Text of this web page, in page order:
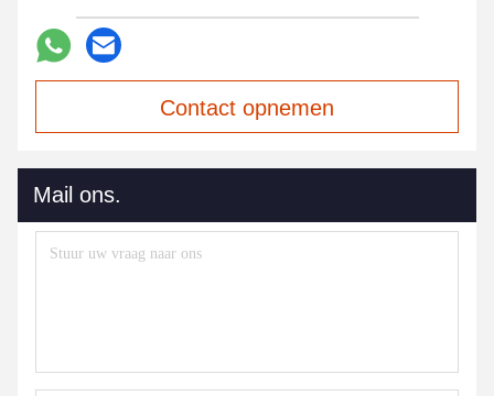
Contact opnemen
Mail ons.